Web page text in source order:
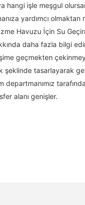
hangi işle meşgul
yardımcı olmaktan
Havuzu İçin Su
daha fazla bilgi
geçmekten
şeklinde tasarlayarak
departmanımız
alanı genişler.